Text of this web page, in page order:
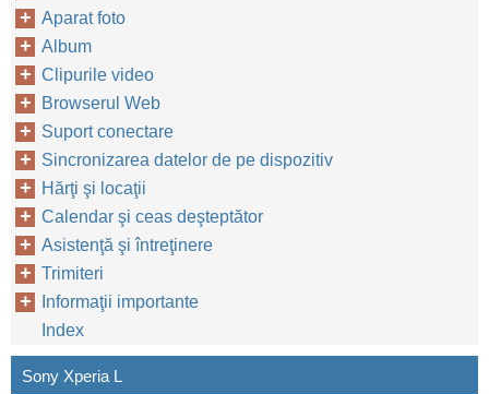
Aparat foto
Album
Clipurile video
Browserul Web
Suport conectare
Sincronizarea datelor de pe dispozitiv
Hărţi şi locaţii
Calendar şi ceas deşteptător
Asistenţă şi întreţinere
Trimiteri
Informaţii importante
Index
Sony Xperia L